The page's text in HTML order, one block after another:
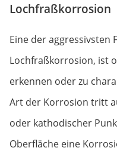
Lochfraßkorrosion
Eine der aggressivsten
Lochfraßkorrosion, ist
erkennen oder zu
Art der Korrosion tritt
oder kathodischer
Oberfläche eine